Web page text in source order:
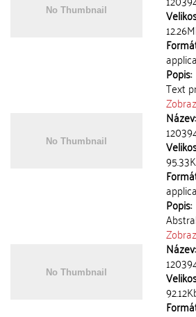
Popis:
Text
Název:
Popis:
Název: